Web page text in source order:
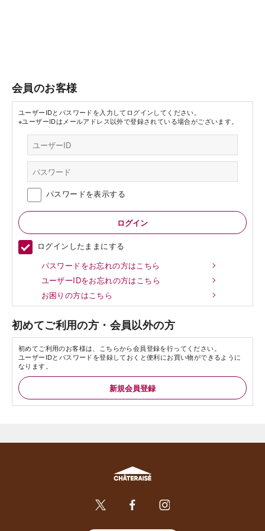
会員のお客様
ユーザーIDとパスワードを入力してログインしてください。
※ユーザーIDはメールアドレス以外で登録されている場合がございます。
パスワードを表示する
ログインしたままにする
パスワードをお忘れの方はこちら
ユーザーIDをお忘れの方はこちら
お困りの方はこちら
初めてご利用の方・会員以外の方
初めてご利用のお客様は、こちらから会員登録を行ってください。
ユーザーIDとパスワードを登録しておくと便利にお買い物ができるように
なります。